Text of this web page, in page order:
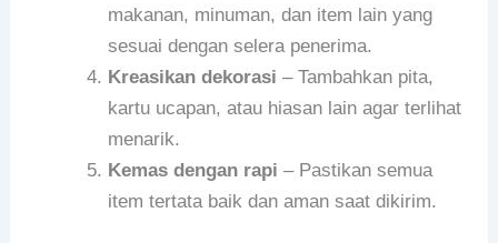
makanan, minuman, dan item lain yang
sesuai dengan selera penerima.
Kreasikan dekorasi – Tambahkan pita,
kartu ucapan, atau hiasan lain agar terlihat
menarik.
Kemas dengan rapi – Pastikan semua
item tertata baik dan aman saat dikirim.